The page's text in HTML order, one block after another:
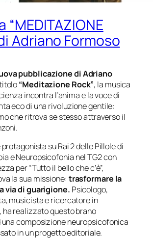
“MEDITAZIONE
Adriano Formoso
pubblicazionedi Adriano
“Meditazione Rock”, la musica
incontra l’anima e la voce di
eco di una rivoluzione gentile:
che ritrova se stesso attraverso il
su Rai 2 delle Pillole di
e Neuropsicofonia nel TG2 con
per “Tutto il bello che c’è”,
la sua missione: trasformare la
via di guarigione. Psicologo,
musicista e ricercatore in
ha realizzato questo brano
una composizione neuropsicofonica
in un progetto editoriale.